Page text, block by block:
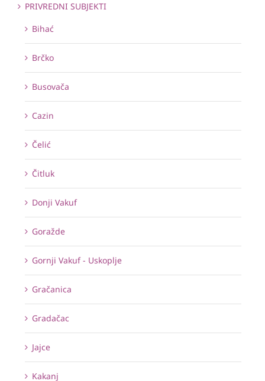
PRIVREDNI SUBJEKTI
Bihać
Brčko
Busovača
Cazin
Čelić
Čitluk
Donji Vakuf
Goražde
Gornji Vakuf - Uskoplje
Gračanica
Gradačac
Jajce
Kakanj